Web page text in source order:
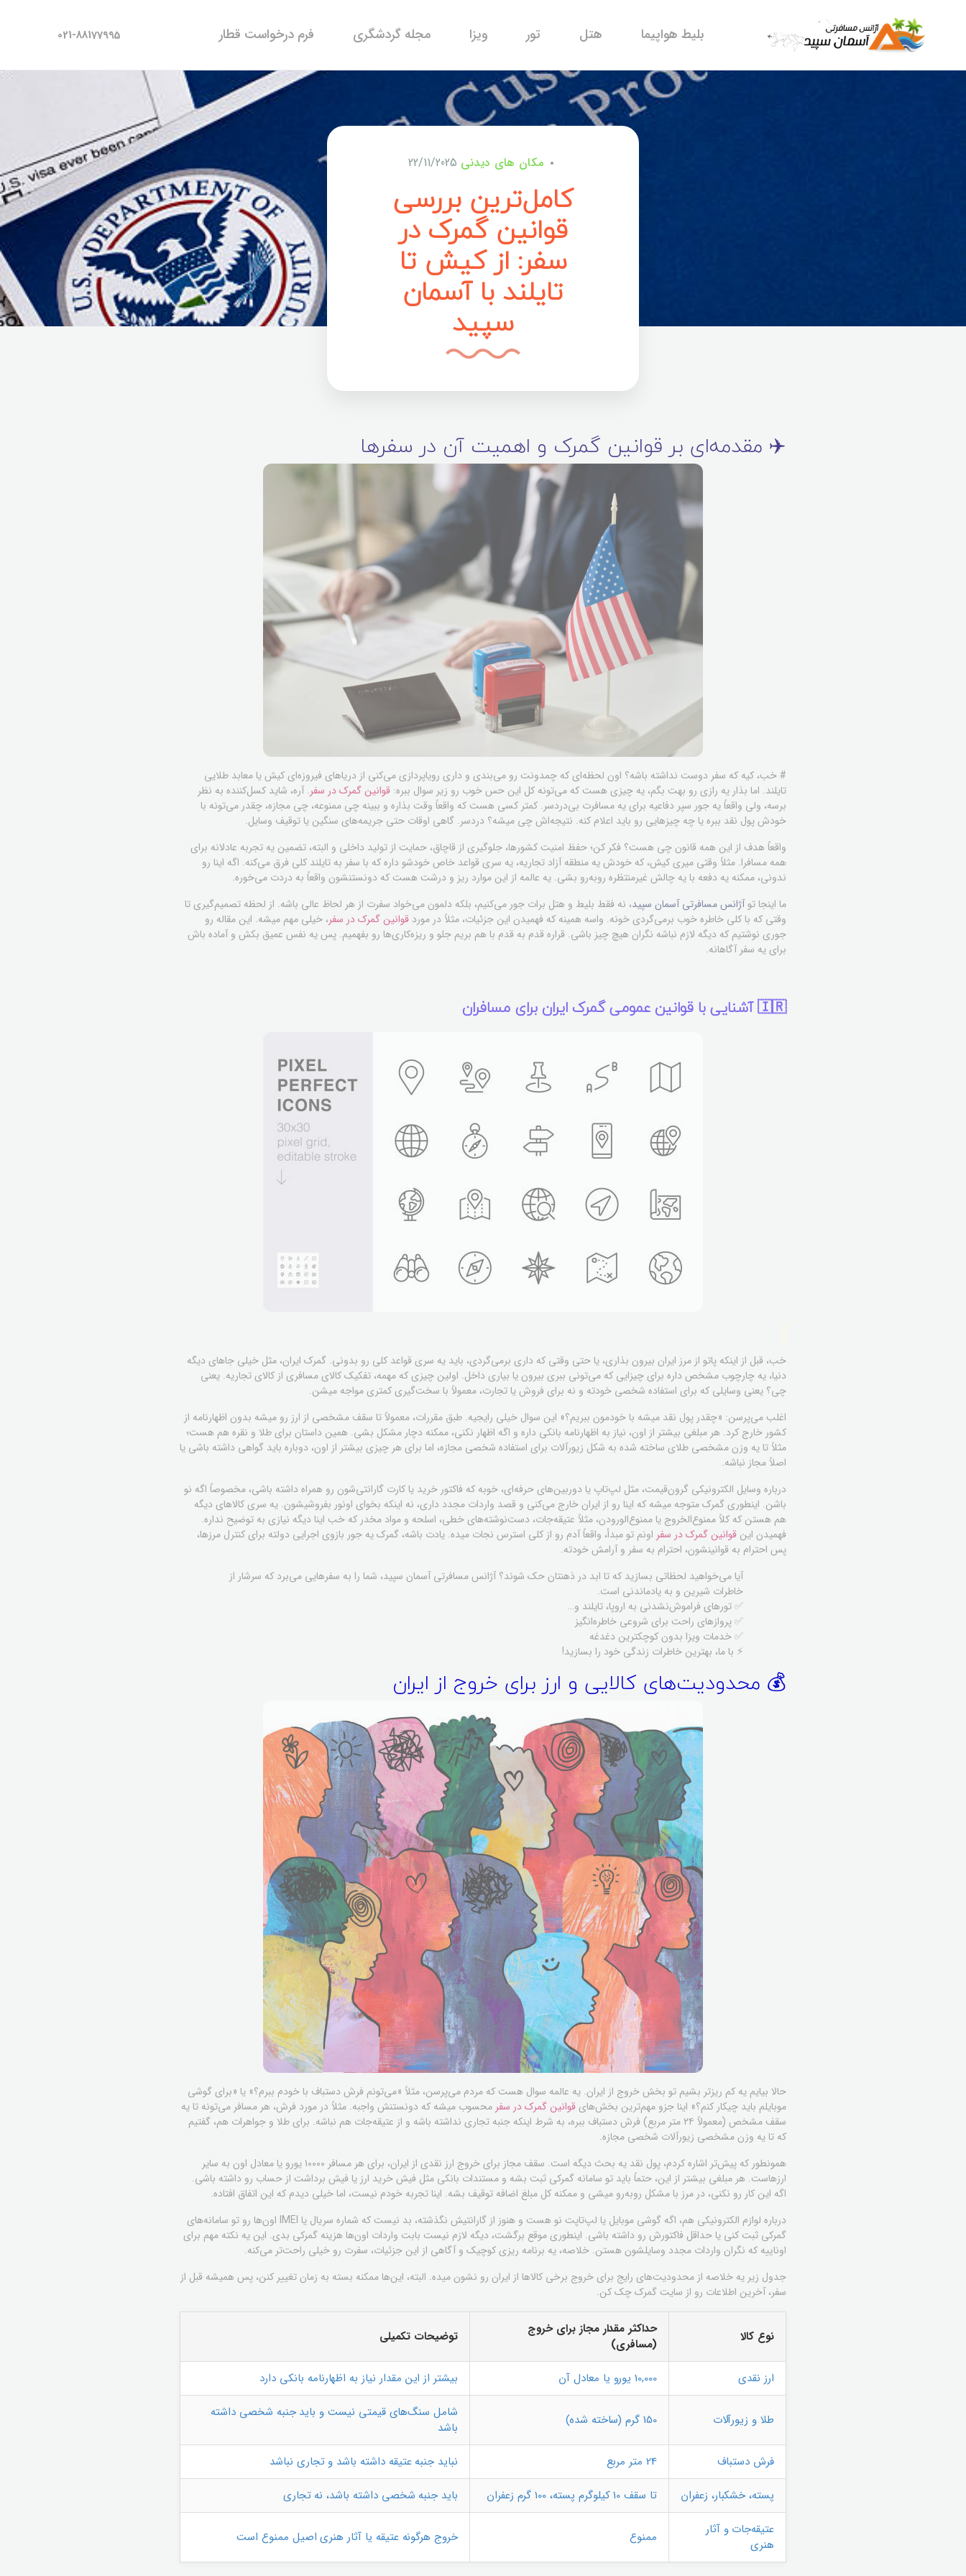
بلیط هواپیما هتل تور ویزا مجله گردشگری فرم درخواست قطار 021-88177995
مکان های دیدنی
کامل‌ترین بررسی
قوانین گمرک در
سفر: از کیش تا
تایلند با آسمان
سپید
✈️ مقدمه‌ای بر قوانین گمرک و اهمیت آن در سفرها
# خب، کیه که سفر دوست نداشته باشه؟ اون لحظه‌ای که چمدونت رو می‌بندی و داری رویاپردازی می‌کنی از دریاهای فیروزه‌ای کیش یا معابد طلایی
تایلند. اما بذار یه رازی رو بهت بگم، یه چیزی هست که می‌تونه کل این حس خوب رو زیر سوال ببره: قوانین گمرک در سفر. آره، شاید کسل‌کننده به نظر
برسه، ولی واقعاً یه جور سپر دفاعیه برای یه مسافرت بی‌دردسر. کمتر کسی هست که واقعاً وقت بذاره و ببینه چی ممنوعه، چی مجازه، چقدر می‌تونه با
خودش پول نقد ببره یا چه چیزهایی رو باید اعلام کنه. نتیجه‌اش چی میشه؟ دردسر. گاهی اوقات حتی جریمه‌های سنگین یا توقیف وسایل.
واقعاً هدف از این همه قانون چی هست؟ فکر کن؛ حفظ امنیت کشورها، جلوگیری از قاچاق، حمایت از تولید داخلی و البته، تضمین یه تجربه عادلانه برای
همه مسافرا. مثلاً وقتی میری کیش، که خودش یه منطقه آزاد تجاریه، یه سری قواعد خاص خودشو داره که با سفر به تایلند کلی فرق می‌کنه. اگه اینا رو
ندونی، ممکنه یه دفعه با یه چالش غیرمنتظره روبه‌رو بشی. یه عالمه از این موارد ریز و درشت هست که دونستنشون واقعاً به دردت می‌خوره.
ما اینجا توآژانس مسافرتی آسمان سپید، نه فقط بلیط و هتل برات جور می‌کنیم، بلکه دلمون می‌خواد سفرت از هر لحاظ عالی باشه. از لحظه تصمیم‌گیری تا
وقتی که با کلی خاطره خوب برمی‌گردی خونه. واسه همینه که فهمیدن این جزئیات، مثلاً در مورد قوانین گمرک در سفر، خیلی مهم میشه. این مقاله رو
جوری نوشتیم که دیگه لازم نباشه نگران هیچ چیز باشی. قراره قدم به قدم با هم بریم جلو و ریزه‌کاری‌ها رو بفهمیم. پس یه نفس عمیق بکش و آماده باش
برای یه سفر آگاهانه.
🇮🇷 آشنایی با قوانین عمومی گمرک ایران برای مسافران
خب، قبل از اینکه پاتو از مرز ایران بیرون بذاری، یا حتی وقتی که داری برمی‌گردی، باید یه سری قواعد کلی رو بدونی. گمرک ایران، مثل خیلی جاهای دیگه
دنیا، یه چارچوب مشخص داره برای چیزایی که می‌تونی ببری بیرون یا بیاری داخل. اولین چیزی که مهمه، تفکیک کالای مسافری از کالای تجاریه. یعنی
چی؟ یعنی وسایلی که برای استفاده شخصی خودته و نه برای فروش یا تجارت، معمولاً با سخت‌گیری کمتری مواجه میشن.
اغلب می‌پرسن: «چقدر پول نقد میشه با خودمون ببریم؟» این سوال خیلی رایجیه. طبق مقررات، معمولاً تا سقف مشخصی از ارز رو میشه بدون اظهارنامه از
کشور خارج کرد. هر مبلغی بیشتر از اون، نیاز به اظهارنامه بانکی داره و اگه اظهار نکنی، ممکنه دچار مشکل بشی. همین داستان برای طلا و نقره هم هست؛
مثلاً تا یه وزن مشخصی طلای ساخته شده به شکل زیورآلات برای استفاده شخصی مجازه، اما برای هر چیزی بیشتر از اون، دوباره باید گواهی داشته باشی یا
اصلاً مجاز نباشه.
درباره وسایل الکترونیکی گرون‌قیمت، مثل لپ‌تاپ یا دوربین‌های حرفه‌ای، خوبه که فاکتور خرید یا کارت گارانتی‌شون رو همراه داشته باشی، مخصوصاً اگه نو
باشن. اینطوری گمرک متوجه میشه که اینا رو از ایران خارج می‌کنی و قصد واردات مجدد داری، نه اینکه بخوای اونور بفروشیشون. یه سری کالاهای دیگه
هم هستن که کلاً ممنوع‌الخروج یا ممنوع‌الورودن، مثلاً عتیقه‌جات، دست‌نوشته‌های خطی، اسلحه و مواد مخدر که خب اینا دیگه نیازی به توضیح نداره.
فهمیدن این قوانین گمرک در سفر اونم تو مبدأ، واقعاً آدم رو از کلی استرس نجات میده. یادت باشه، گمرک یه جور بازوی اجرایی دولته برای کنترل مرزها،
پس احترام به قوانینشون، احترام به سفر و آرامش خودته.
آیا می‌خواهید لحظاتی بسازید که تا ابد در ذهنتان حک شوند؟ آژانس مسافرتی آسمان سپید، شما را به سفرهایی می‌برد که سرشار از
خاطرات شیرین و به یادماندنی است.
✅ تورهای فراموش‌نشدنی به اروپا، تایلند و…
✅ پروازهای راحت برای شروعی خاطره‌انگیز
✅ خدمات ویزا بدون کوچکترین دغدغه
⚡ با ما، بهترین خاطرات زندگی خود را بسازید!
💰 محدودیت‌های کالایی و ارز برای خروج از ایران
حالا بیایم یه کم ریزتر بشیم تو بخش خروج از ایران. یه عالمه سوال هست که مردم می‌پرسن، مثلاً «می‌تونم فرش دستباف با خودم ببرم؟» یا «برای گوشی
موبایلم باید چیکار کنم؟» اینا جزو مهم‌ترین بخش‌هایقوانین گمرک در سفر محسوب میشه که دونستنش واجبه. مثلاً در مورد فرش، هر مسافر می‌تونه تا یه
سقف مشخص (معمولاً ۲۴ متر مربع) فرش دستباف ببره، به شرط اینکه جنبه تجاری نداشته باشه و از عتیقه‌جات هم نباشه. برای طلا و جواهرات هم، گفتیم
که تا یه وزن مشخصی زیورآلات شخصی مجازه.
همونطور که پیش‌تر اشاره کردم، پول نقد یه بحث دیگه است. سقف مجاز برای خروج ارز نقدی از ایران، برای هر مسافر ۱۰۰۰۰ یورو یا معادل اون به سایر
ارزهاست. هر مبلغی بیشتر از این، حتماً باید تو سامانه گمرکی ثبت بشه و مستندات بانکی مثل فیش خرید ارز یا فیش برداشت از حساب رو داشته باشی.
اگه این کار رو نکنی، در مرز با مشکل روبه‌رو میشی و ممکنه کل مبلغ اضافه توقیف بشه. اینا تجربه خودم نیست، اما خیلی دیدم که این اتفاق افتاده.
درباره لوازم الکترونیکی هم، اگه گوشی موبایل یا لپ‌تاپت نو هست و هنوز از گارانتیش نگذشته، بد نیست که شماره سریال یا IMEI اون‌ها رو تو سامانه‌های
گمرکی ثبت کنی یا حداقل فاکتورش رو داشته باشی. اینطوری موقع برگشت، دیگه لازم نیست بابت واردات اون‌ها هزینه گمرکی بدی. این یه نکته مهم برای
اوناییه که نگران واردات مجدد وسایلشون هستن. خلاصه، یه برنامه ریزی کوچیک و آگاهی از این جزئیات، سفرت رو خیلی راحت‌تر می‌کنه.
جدول زیر یه خلاصه از محدودیت‌های رایج برای خروج برخی کالاها از ایران رو نشون میده. البته، این‌ها ممکنه بسته به زمان تغییر کنن، پس همیشه قبل از
سفر، آخرین اطلاعات رو از سایت گمرک چک کن.
نوع کالا
حداکثر مقدار مجاز برای خروج
(مسافری)
توضیحات تکمیلی
ارز نقدی 10,000 یورو یا معادل آن بیشتر از این مقدار نیاز به اظهارنامه بانکی دارد
طلا و زیورآلات 150 گرم (ساخته شده)
شامل سنگ‌های قیمتی نیست و باید جنبه شخصی داشته
باشد
فرش دستباف
24 متر مربع
نباید جنبه عتیقه داشته باشد و تجاری نباشد
پسته، خشکبار، زعفران
تا سقف 10 کیلوگرم پسته، 100 گرم زعفران
باید جنبه شخصی داشته باشد، نه تجاری
عتیقه‌جات و آثار
هنری
ممنوع خروج هرگونه عتیقه یا آثار هنری اصیل ممنوع است